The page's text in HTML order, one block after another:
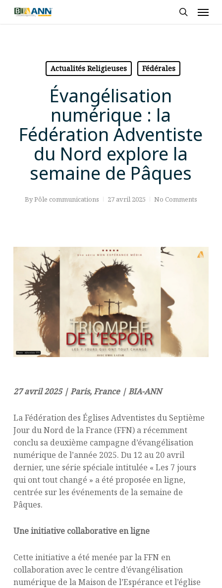
Skip
Actualités Religieuses Fédérales
Évangélisation
numérique : la
Fédération Adventiste
du Nord explore la
semaine de Pâques
ByPôle communications 27 avril 2025 No Comments
27 avril 2025 | Paris, France | BIA-ANN
La Fédération des Églises Adventistes du Septième
Jour du Nord de la France (FFN) a récemment
conclu sa deuxième campagne d’évangélisation
numérique de l’année 2025. Du 12 au 20 avril
dernier, une série spéciale intitulée « Les 7 jours
qui ont tout changé » a été proposée en ligne,
centrée sur les événements de la semaine de
Pâques.
Une initiative collaborative en ligne
Cette initiative a été menée par la FFN en
collaboration avec le centre d’évangélisation
numérique de la Maison de l’Espérance et l’église